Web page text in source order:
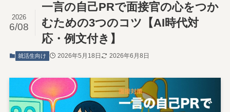
一言の自己PRで面接官の心をつか
むための3つのコツ【AI時代対
応・例文付き】
2026
6/08
就活生向け 2026年5月18日 2026年6月8日